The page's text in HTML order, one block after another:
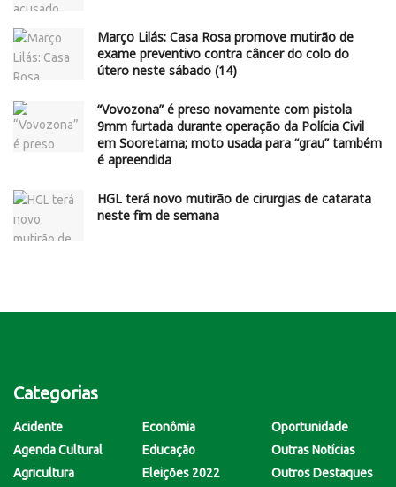
Março Lilás: Casa Rosa promove mutirão de
exame preventivo contra câncer do colo do
útero neste sábado (14)
“Vovozona” é preso novamente com pistola
9mm furtada durante operação da Polícia Civil
em Sooretama; moto usada para “grau” também
é apreendida
HGL terá novo mutirão de cirurgias de catarata
neste fim de semana
Categorias
Acidente
Agenda Cultural
Agricultura
Econômia
Educação
Eleições 2022
Oportunidade
Outras Notícias
Outros Destaques